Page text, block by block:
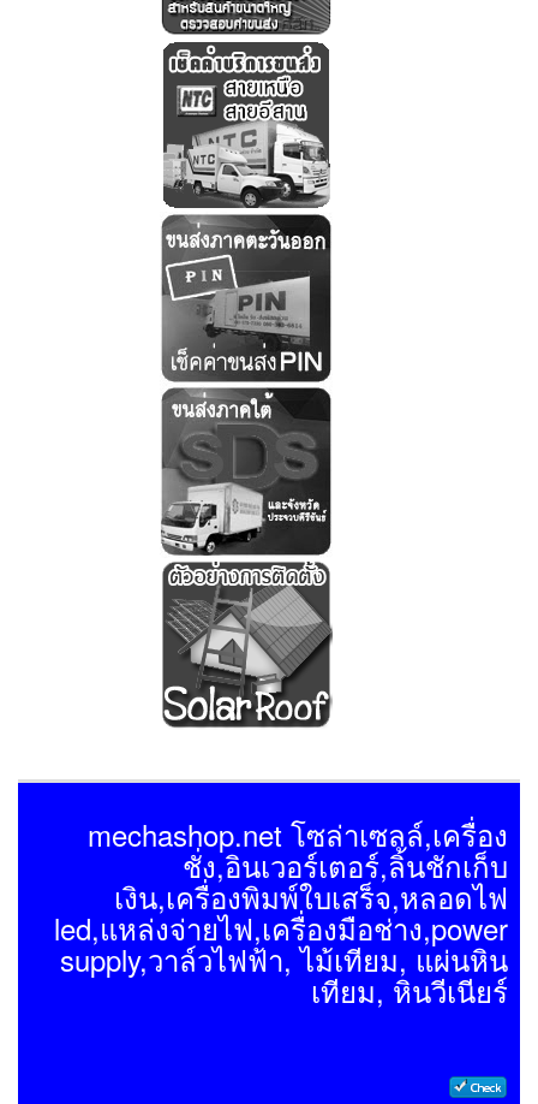
mechashop.net โซล่าเซลล์,เครื่อง
ชั่ง,อินเวอร์เตอร์,ลิ้นชักเก็บ
เงิน,เครื่องพิมพ์ใบเสร็จ,หลอดไฟ
led,แหล่งจ่ายไฟ,เครื่องมือช่าง,power
supply,วาล์วไฟฟ้า, ไม้เทียม, แผ่นหิน
เทียม, หินวีเนียร์